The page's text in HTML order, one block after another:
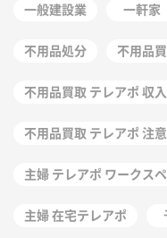
一般建設業 一軒家
不用品処分 不用品
不用品買取 テレアポ 収入
不用品買取 テレアポ 注
主婦 テレアポ ワークス
主婦 在宅テレアポ